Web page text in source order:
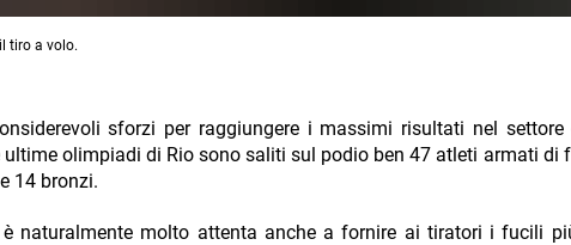
tiro a volo.
sforzi per raggiungere i massimi risultati nel settore
olimpiadi di Rio sono saliti sul podio ben 47 atleti armati di
14 bronzi.
naturalmente molto attenta anche a fornire ai tiratori i fucili